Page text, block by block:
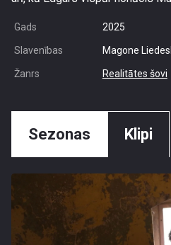
Gads 2025
Slavenības Magone
Žanrs Realitātes šovi
Sezonas Klipi